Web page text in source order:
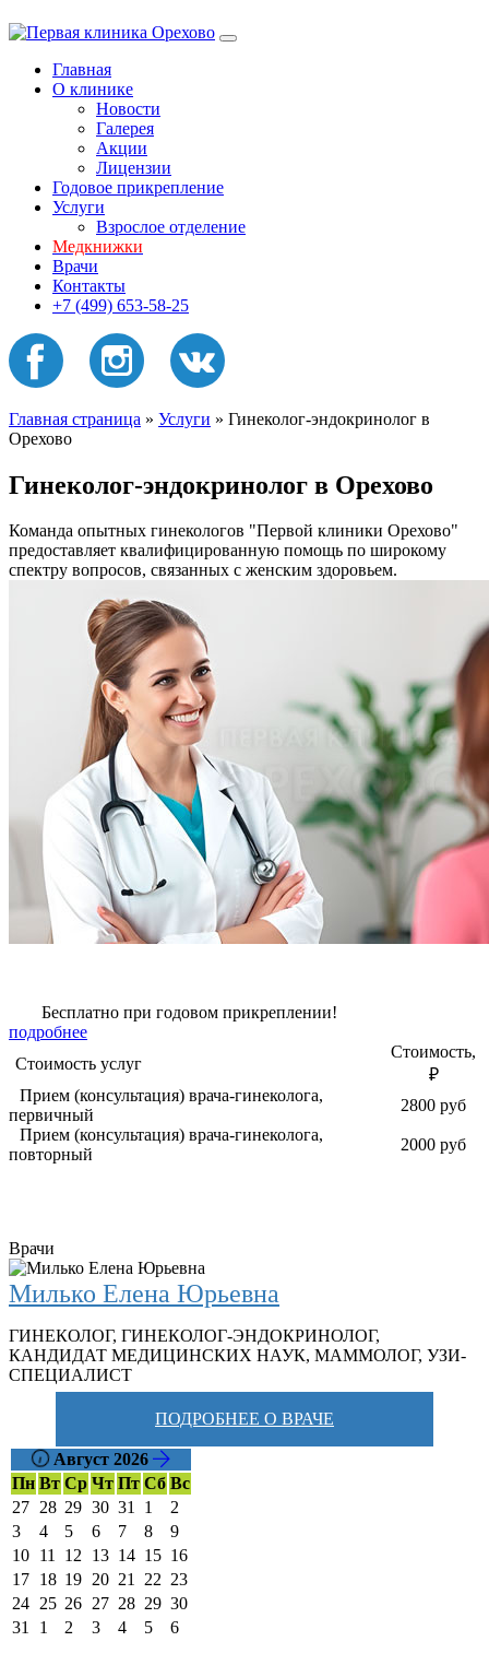
Главная
О клинике
Новости
Галерея
Акции
Лицензии
Годовое прикрепление
Услуги
Взрослое отделение
Медкнижки
Врачи
Контакты
+7 (499) 653-58-25
Главная страница » Услуги » Гинеколог-эндокринолог в
Орехово
Гинеколог-эндокринолог в Орехово
Команда опытных гинекологов "Первой клиники Орехово"
предоставляет квалифицированную помощь по широкому
спектру вопросов, связанных с женским здоровьем.
Бесплатно при годовом прикреплении!
подробнее
Стоимость услуг
Стоимость,
₽
Прием (консультация) врача-гинеколога,
первичный
2800 руб
Прием (консультация) врача-гинеколога,
повторный
2000 руб
Врачи
Милько Елена Юрьевна
ГИНЕКОЛОГ, ГИНЕКОЛОГ-ЭНДОКРИНОЛОГ,
КАНДИДАТ МЕДИЦИНСКИХ НАУК, МАММОЛОГ, УЗИ-
СПЕЦИАЛИСТ
ПОДРОБНЕЕ О ВРАЧЕ
Август 2026
Пн Вт Ср Чт Пт Сб Вс
27 28 29 30 31 1
2
3
4 5 6 7 8
9
10 11 12 13 14 15 16
17 18 19 20 21 22 23
24 25 26 27 28 29 30
31
1 2 3 4 5 6